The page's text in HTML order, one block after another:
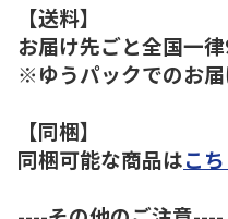
【送料】
お届け先ごと全国一律
※ゆうパックでのお届
【同梱】
同梱可能な商品はこ